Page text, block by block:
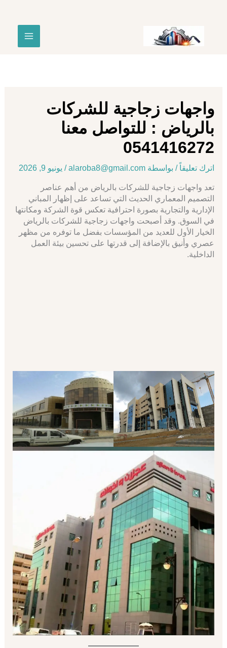
واجهات زجاجية للشركات
بالرياض : للتواصل معنا
0541416272
اترك تعليقاً / بواسطة alaroba8@gmail.com
/ يونيو 9, 2026
تعد واجهات زجاجية للشركات بالرياض من أهم عناصر
التصميم المعماري الحديث التي تساعد على إظهار المباني
الإدارية والتجارية بصورة احترافية تعكس قوة الشركة ومكانتها
في السوق. وقد أصبحت واجهات زجاجية للشركات بالرياض
الخيار الأول للعديد من المؤسسات بفضل ما توفره من مظهر
عصري وأنيق بالإضافة إلى قدرتها على تحسين بيئة العمل
الداخلية.